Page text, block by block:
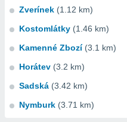
Zverínek (1.12 km)
Kostomlátky (1.46 km)
Kamenné Zbozí (3.1 km)
Horátev (3.2 km)
Sadská (3.42 km)
Nymburk (3.71 km)